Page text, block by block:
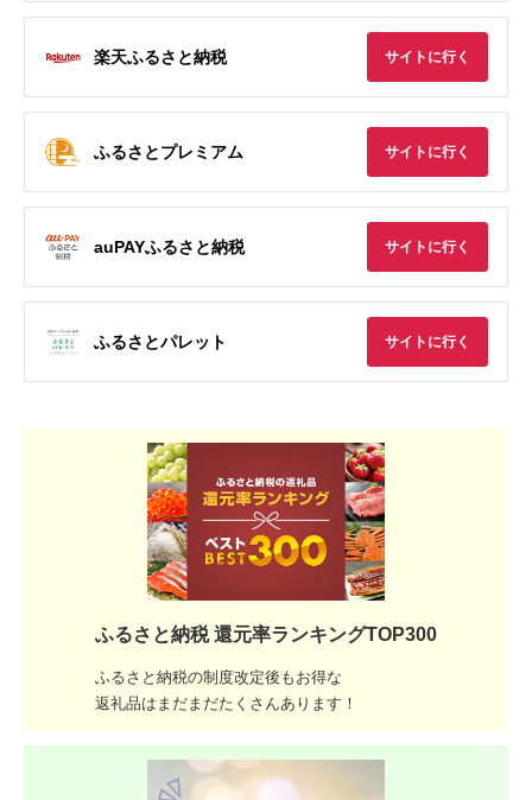
楽天ふるさと納税 サイトに行く
ふるさとプレミアム サイトに行く
auPAYふるさと納税 サイトに行く
ふるさとパレット サイトに行く
ふるさと納税 還元率ランキングTOP300
ふるさと納税の制度改定後もお得な
返礼品はまだまだたくさんあります！